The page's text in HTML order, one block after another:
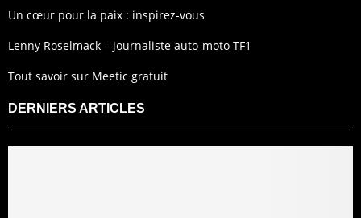
Un cœur pour la paix : inspirez-vous
Lenny Roselmack – journaliste auto-moto TF1
Tout savoir sur Meetic gratuit
DERNIERS ARTICLES